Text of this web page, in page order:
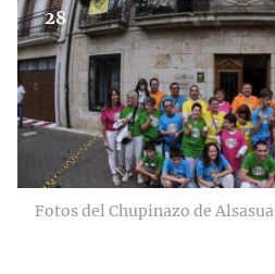
28
Fotos del Chupinazo de Alsasua